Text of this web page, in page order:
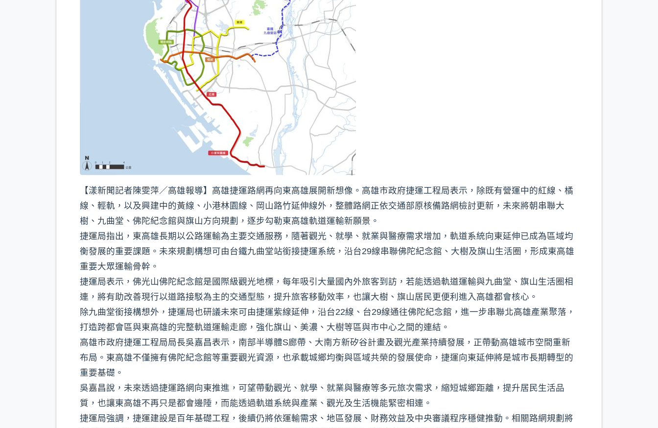
【漾新聞記者陳雯萍／高雄報導】高雄捷運路網再向東高雄展開新想像。高雄市政府捷運工程局表示，除既有營運中的紅線、橘
線、輕軌，以及興建中的黃線、小港林園線、岡山路竹延伸線外，整體路網正依交通部原核備路網檢討更新，未來將朝串聯大
樹、九曲堂、佛陀紀念館與旗山方向規劃，逐步勾勒東高雄軌道運輸新願景。
捷運局指出，東高雄長期以公路運輸為主要交通服務，隨著觀光、就學、就業與醫療需求增加，軌道系統向東延伸已成為區域均
衡發展的重要課題。未來規劃構想可由台鐵九曲堂站銜接捷運系統，沿台29線串聯佛陀紀念館、大樹及旗山生活圈，形成東高雄
重要大眾運輸骨幹。
捷運局表示，佛光山佛陀紀念館是國際級觀光地標，每年吸引大量國內外旅客到訪，若能透過軌道運輸與九曲堂、旗山生活圈相
連，將有助改善現行以道路接駁為主的交通型態，提升旅客移動效率，也讓大樹、旗山居民更便利進入高雄都會核心。
除九曲堂銜接構想外，捷運局也研議未來可由捷運紫線延伸，沿台22線、台29線通往佛陀紀念館，進一步串聯北高雄產業聚落，
打造跨都會區與東高雄的完整軌道運輸走廊，強化旗山、美濃、大樹等區與市中心之間的連結。
高雄市政府捷運工程局局長吳嘉昌表示，南部半導體S廊帶、大南方新矽谷計畫及觀光產業持續發展，正帶動高雄城市空間重新
布局。東高雄不僅擁有佛陀紀念館等重要觀光資源，也承載城鄉均衡與區域共榮的發展使命，捷運向東延伸將是城市長期轉型的
重要基礎。
吳嘉昌說，未來透過捷運路網向東推進，可望帶動觀光、就學、就業與醫療等多元旅次需求，縮短城鄉距離，提升居民生活品
質，也讓東高雄不再只是都會邊陲，而能透過軌道系統與產業、觀光及生活機能緊密相連。
捷運局強調，捷運建設是百年基礎工程，後續仍將依運輸需求、地區發展、財務效益及中央審議程序穩健推動。相關路網規劃將